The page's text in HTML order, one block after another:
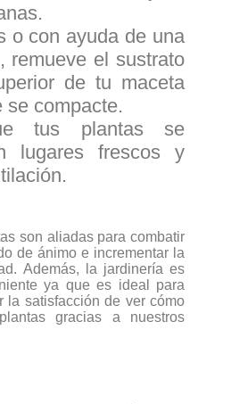
o con ayuda de una
remueve el sustrato
de tu maceta
se compacte.
tus plantas se
lugares frescos y
son aliadas para combatir
de ánimo e incrementar la
Además, la jardinería es
ya que es ideal para
la satisfacción de ver cómo
gracias a nuestros